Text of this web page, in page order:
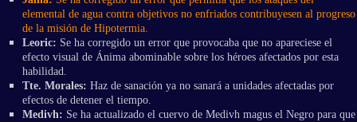
elemental de agua contra objetivos no enfriados contribuyesen al progreso
de la misión de Hipotermia.
Leoric: Se ha corregido un error que provocaba que no apareciese el
efecto visual de Ánima abominable sobre los héroes afectados por esta
habilidad.
Tte. Morales: Haz de sanación ya no sanará a unidades afectadas por
efectos de detener el tiempo.
Medivh: Se ha actualizado el cuervo de Medivh magus el Negro para que